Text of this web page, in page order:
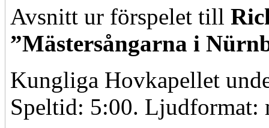
Avsnitt ur förspelet till
”Mästersångarna i
Kungliga Hovkapellet
Speltid: 5:00. Ljudformat: